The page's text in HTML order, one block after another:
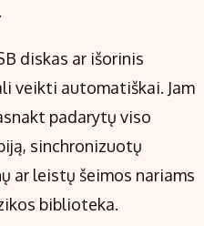
diskas ar išorinis
veikti automatiškai. Jam
padarytų viso
sinchronizuotų
ar leistų šeimos nariams
biblioteka.